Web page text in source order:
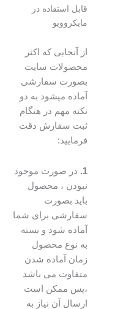
قابل استفاده در
مایکروویو
از آنجایی که اکثر
محصولات سایت
بصورت سفارشی
آماده میشود به دو
نکته مهم در هنگام
ثبت سفارش دقت
فرمایید:
در صورت موجود
نبودن ، محصول
باید بصورت
سفارشی برای شما
آماده شود و بسته
به نوع محصول
زمان آماده شدن
متفاوت می باشد
،پس ممکن است
ارسال آن نیاز به